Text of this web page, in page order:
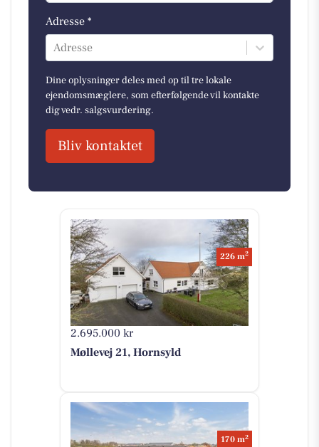
Adresse *
Adresse
Dine oplysninger deles med op til tre lokale
ejendomsmæglere, som efterfølgende vil kontakte
dig vedr. salgsvurdering.
Bliv kontaktet
2.695.000 kr
226 m2
Møllevej 21, Hornsyld
170 m2